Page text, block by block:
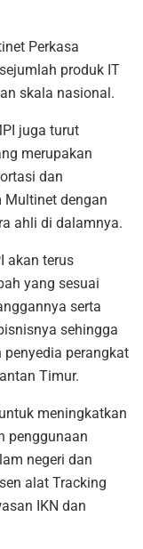
Perkasa
produk IT
skala nasional.
juga turut
merupakan
dan
Multinet dengan
ahli di dalamnya.
akan terus
yang sesuai
serta
sehingga
perangkat
Timur.
meningkatkan
penggunaan
negeri dan
alat Tracking
IKN dan